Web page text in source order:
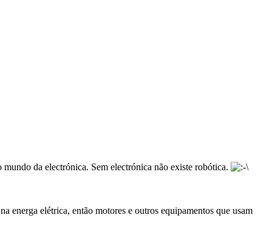
da electrónica. Sem electrónica não existe robótica.
energa elétrica, então motores e outros equipamentos que usam